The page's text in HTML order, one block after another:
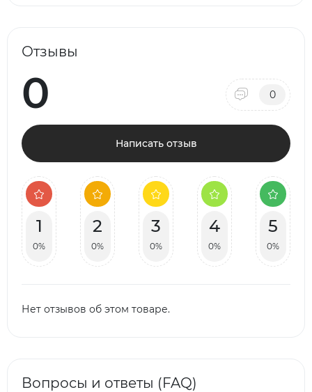
Отзывы
0 0
Написать отзыв
1
0%
2
0%
3
0%
4
0%
5
0%
Нет отзывов об этом товаре.
Вопросы и ответы (FAQ)